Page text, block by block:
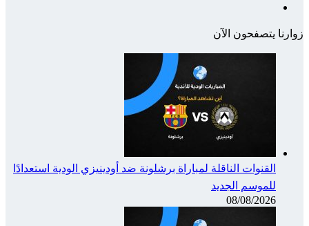
زوارنا يتصفحون الآن
القنوات الناقلة لمباراة برشلونة ضد أودينيزي الودية استعدادًا
للموسم الجديد
08/08/2026